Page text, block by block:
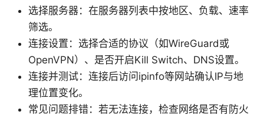
选择服务器：在服务器列表中按地区、负载、速率
筛选。
连接设置：选择合适的协议（如WireGuard或
OpenVPN）、是否开启Kill Switch、DNS设置。
连接并测试：连接后访问ipinfo等网站确认IP与地
理位置变化。
常见问题排错：若无法连接，检查网络是否有防火